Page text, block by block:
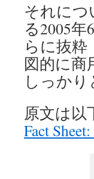
それにつ
る2005
らに抜
図的に商
しっか
原文は以
Fact